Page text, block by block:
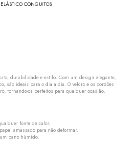
CONGUITOS
durabilidade e estilo. Com um design elegante,
são ideais para o dia a dia. O velcro e os cordões
tornando-os perfeitos para qualquer ocasião.
fonte de calor.
amassado para não deformar.
pano húmido.